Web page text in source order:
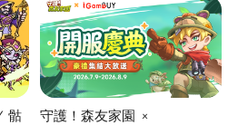
骷
守護！森友家園 ×